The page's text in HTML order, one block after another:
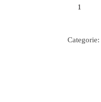
Categorie: